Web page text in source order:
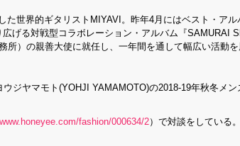
世界的ギタリストMIYAVI。昨年4月にはベスト・ア
げる対戦型コラボレーション・アルバム『SAMURAI
）の親善大使に就任し、一年間を通して幅広い活動を
ジヤマモト(YOHJI YAMAMOTO)の2018-19年秋冬メ
fashion/000634/2）で対談をしている。